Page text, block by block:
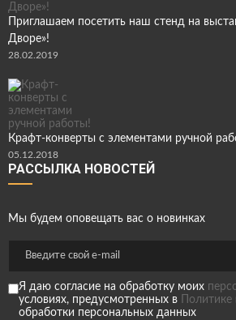
Приглашаем посетить наш стенд на
Дворе»!
28.02.2019
Крафт-конверты с элементами ручной
05.12.2018
РАССЫЛКА НОВОСТЕЙ
Мы будем оповещать вас о новинках
Я даю согласие на обработку моих
условиях, предусмотренных в
Политике
обработки персональных данных